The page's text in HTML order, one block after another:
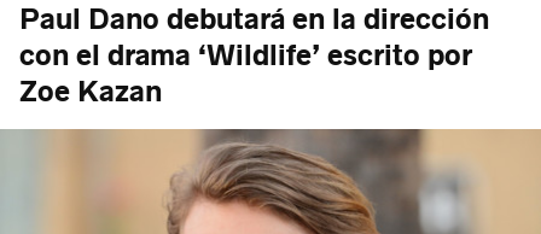
Paul Dano debutará en la dirección
con el drama ‘Wildlife’ escrito por
Zoe Kazan